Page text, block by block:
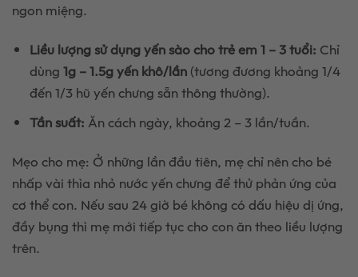
ngon miệng.
Liều lượng sử dụng yến sào cho trẻ em 1 – 3 tuổi: Chỉ
dùng1g – 1.5g yến khô/lần (tương đương khoảng 1/4
đến 1/3 hũ yến chưng sẵn thông thường).
Tần suất: Ăn cách ngày, khoảng 2 – 3 lần/tuần.
Mẹo cho mẹ: Ở những lần đầu tiên, mẹ chỉ nên cho bé
nhấp vài thìa nhỏ nước yến chưng để thử phản ứng của
cơ thể con. Nếu sau 24 giờ bé không có dấu hiệu dị ứng,
đầy bụng thì mẹ mới tiếp tục cho con ăn theo liều lượng
trên.